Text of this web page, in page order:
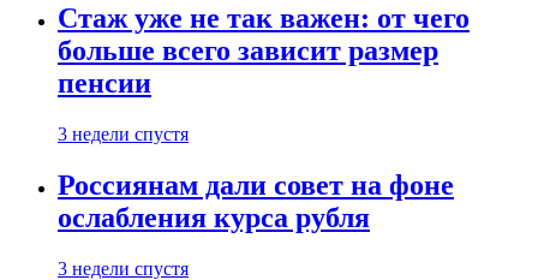
Стаж уже не так важен: от чего
больше всего зависит размер
пенсии
3 недели спустя
Россиянам дали совет на фоне
ослабления курса рубля
3 недели спустя